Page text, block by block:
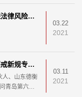
论坛聚焦｜后疫情时代的能源、工程与环保法律风险防范研讨会在东营成功举办
）、中华环
03.22
2021
马先年律师为青岛第六中学做中小学教育惩戒新规专题培训
人、山东德衡
青岛第六中
03.11
2021